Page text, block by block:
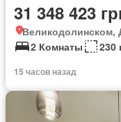
31 348 423
Великодолинском,
2 Комнаты
230
15 часов назад